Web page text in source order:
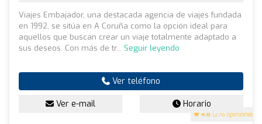
4.8 (276 opiniones)
Viajes Embajador, una destacada agencia de viajes fundada
en 1992, se sitúa en A Coruña como la opción ideal para
aquellos que buscan crear un viaje totalmente adaptado a
sus deseos. Con más de tr... Seguir leyendo
Ver teléfono
Ver e-mail Horario